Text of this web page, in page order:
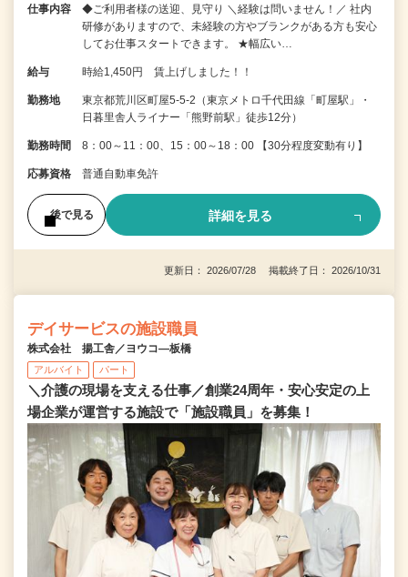
仕事内容
◆ご利用者様の送迎、見守り ＼経験は問いません！／ 社内
研修がありますので、未経験の方やブランクがある方も安心
してお仕事スタートできます。 ★幅広い…
給与 時給1,450円 賃上げしました！！
勤務地
東京都荒川区町屋5-5-2（東京メトロ千代田線「町屋駅」・
日暮里舎人ライナー「熊野前駅」徒歩12分）
勤務時間 8：00～11：00、15：00～18：00 【30分程度変動有り】
応募資格 普通自動車免許
後で見る 詳細を見る
更新日： 2026/07/28 掲載終了日： 2026/10/31
デイサービスの施設職員
株式会社 揚工舎／ヨウコ―板橋
アルバイト パート
＼介護の現場を支える仕事／創業24周年・安心安定の上
場企業が運営する施設で「施設職員」を募集！